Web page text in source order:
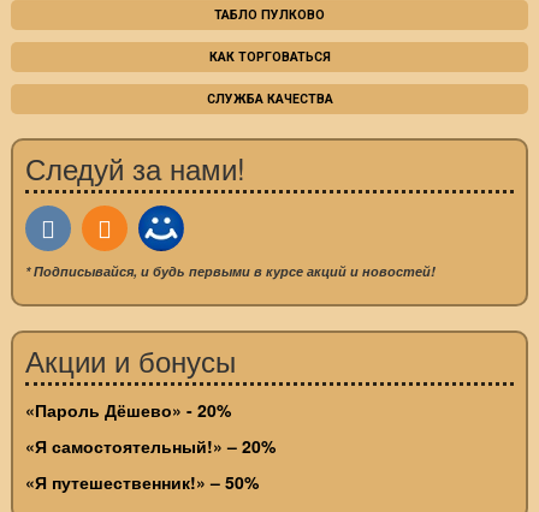
ТАБЛО ПУЛКОВО
КАК ТОРГОВАТЬСЯ
СЛУЖБА КАЧЕСТВА
Следуй за нами!
* Подписывайся, и будь первыми в курсе акций и новостей!
Акции и бонусы
«Пароль Дёшево» - 20%
«Я самостоятельный!» – 20%
«Я путешественник!» – 50%